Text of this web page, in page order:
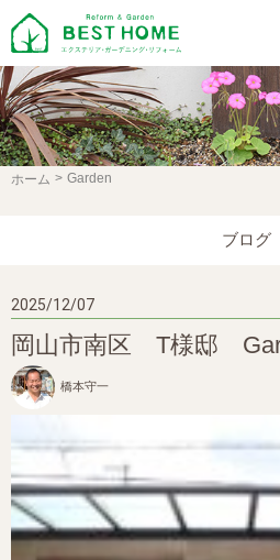
ホーム Garden
ブログ
2025/12/07
岡山市南区 T様邸
橋本守一